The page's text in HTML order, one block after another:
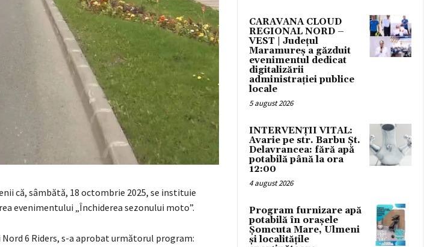
că, sâmbătă, 18 octombrie 2025, se instituie
evenimentului „Închiderea sezonului moto”.
6 Riders, s-a aprobat următorul program:
CARAVANA CLOUD
REGIONAL NORD –
VEST | Județul
Maramureș a găzduit
evenimentul dedicat
digitalizării
administrației publice
locale
5 august 2026
INTERVENȚII VITAL:
Avarie pe str. Barbu Șt.
Delavrancea: fără apă
potabilă până la ora
12:00
4 august 2026
Program furnizare apă
potabilă în orașele
Șomcuta Mare, Ulmeni
și localitățile